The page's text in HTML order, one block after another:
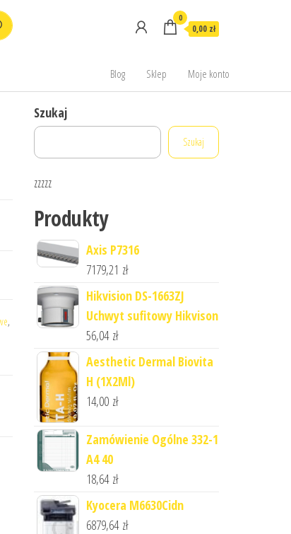
0
0,00 zł
Blog Sklep Moje konto
,
Szukaj
Szukaj
zzzzz
Produkty
Axis P7316
7179,21 zł
Hikvision DS-1663ZJ
Uchwyt sufitowy Hikvison
56,04 zł
Aesthetic Dermal Biovita
H (1X2Ml)
14,00 zł
Zamówienie Ogólne 332-1
A4 40
18,64 zł
Kyocera M6630Cidn
6879,64 zł